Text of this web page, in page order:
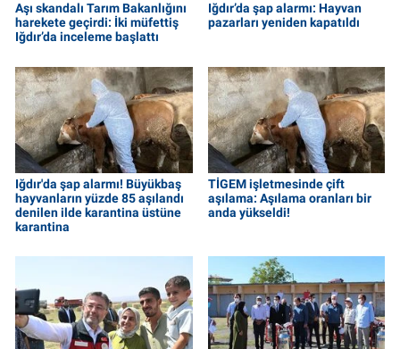
Aşı skandalı Tarım Bakanlığını
harekete geçirdi: İki müfettiş
Iğdır’da inceleme başlattı
Iğdır’da şap alarmı: Hayvan
pazarları yeniden kapatıldı
Iğdır'da şap alarmı! Büyükbaş
hayvanların yüzde 85 aşılandı
denilen ilde karantina üstüne
karantina
TİGEM işletmesinde çift
aşılama: Aşılama oranları bir
anda yükseldi!